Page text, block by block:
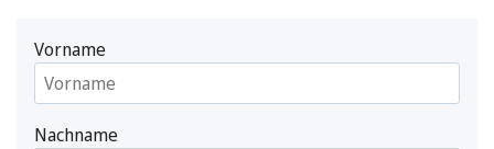
Vorname
Nachname